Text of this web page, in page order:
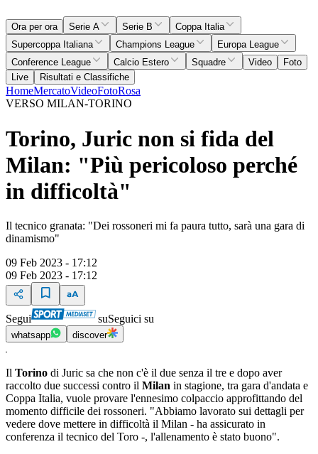
Ora per ora Serie A Serie B
Coppa Italia
Supercoppa Italiana
Champions League
Europa League
Conference League
Calcio Estero Squadre Video
Foto
Live
Risultati e Classifiche
HomeMercatoVideoFotoRosa
VERSO MILAN-TORINO
Torino, Juric non si fida del
Milan: "Più pericoloso perché
in difficoltà"
Il tecnico granata: "Dei rossoneri mi fa paura tutto, sarà una gara di
dinamismo"
09 Feb 2023 - 17:12
09 Feb 2023 - 17:12
Segui suSeguici su
whatsapp discover
Il Torino di Juric sa che non c'è il due senza il tre e dopo aver
raccolto due successi contro il Milan in stagione, tra gara d'andata e
Coppa Italia, vuole provare l'ennesimo colpaccio approfittando del
momento difficile dei rossoneri. "Abbiamo lavorato sui dettagli per
vedere dove mettere in difficoltà il Milan - ha assicurato in
conferenza il tecnico del Toro -, l'allenamento è stato buono".